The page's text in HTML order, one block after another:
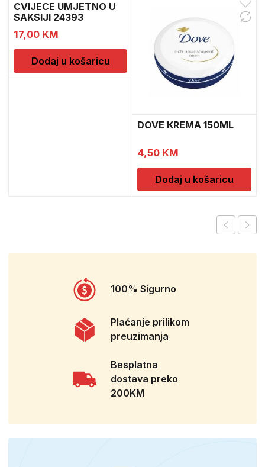
CVIJECE UMJETNO U
SAKSIJI 24393
CH52439
17,00 KM
Dodaj u košaricu
DOVE KREMA 150ML
4,50 KM
Dodaj u košaricu
100% Sigurno
Plaćanje prilikom
preuzimanja
Besplatna
dostava preko
200KM